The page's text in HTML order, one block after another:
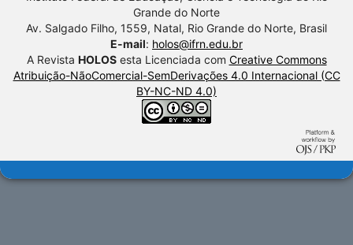
Grande do Norte
Av. Salgado Filho, 1559, Natal, Rio Grande do Norte, Brasil
E-mail: holos@ifrn.edu.br
A Revista HOLOSesta Licenciada com Creative Commons
Atribuição-NãoComercial-SemDerivações 4.0 Internacional (CC
BY-NC-ND 4.0)